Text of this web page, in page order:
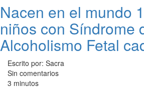
Nacen en el mundo
niños con Síndrome
Alcoholismo Fetal
Escrito por: Sacra
Sin comentarios
3 minutos